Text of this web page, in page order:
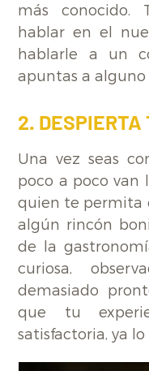
más conocido.
hablar en el
hablarle a un
apuntas a alguno
2. DESPIERTA
Una vez seas
poco a poco van
quien te permita
algún rincón
de la
curiosa,
demasiado
que tu
satisfactoria, ya lo